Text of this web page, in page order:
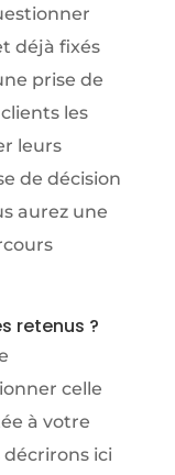
déjà fixés
prise de
les
leurs
de décision
aurez une
retenus ?
celle
à votre
ici